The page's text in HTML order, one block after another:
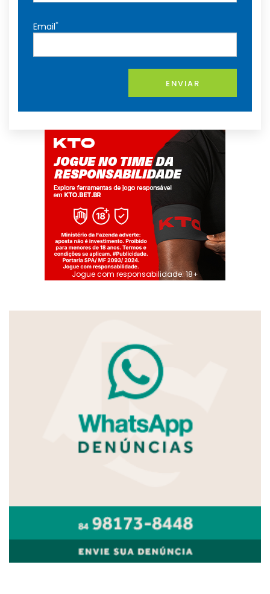
Email*
ENVIAR
Jogue com responsabilidade. 18+